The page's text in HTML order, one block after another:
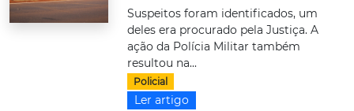
Suspeitos foram identificados, um
deles era procurado pela Justiça. A
ação da Polícia Militar também
resultou na...
Policial
Ler artigo